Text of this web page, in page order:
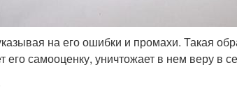
на его ошибки и промахи. Такая
его самооценку, уничтожает в нем веру в